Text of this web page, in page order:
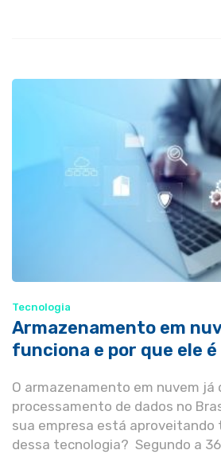
Tecnologia
Armazenamento em
funciona e por que ele
O armazenamento em nuvem já
processamento de dados no
sua empresa está aproveitando
dessa tecnologia? Segundo a